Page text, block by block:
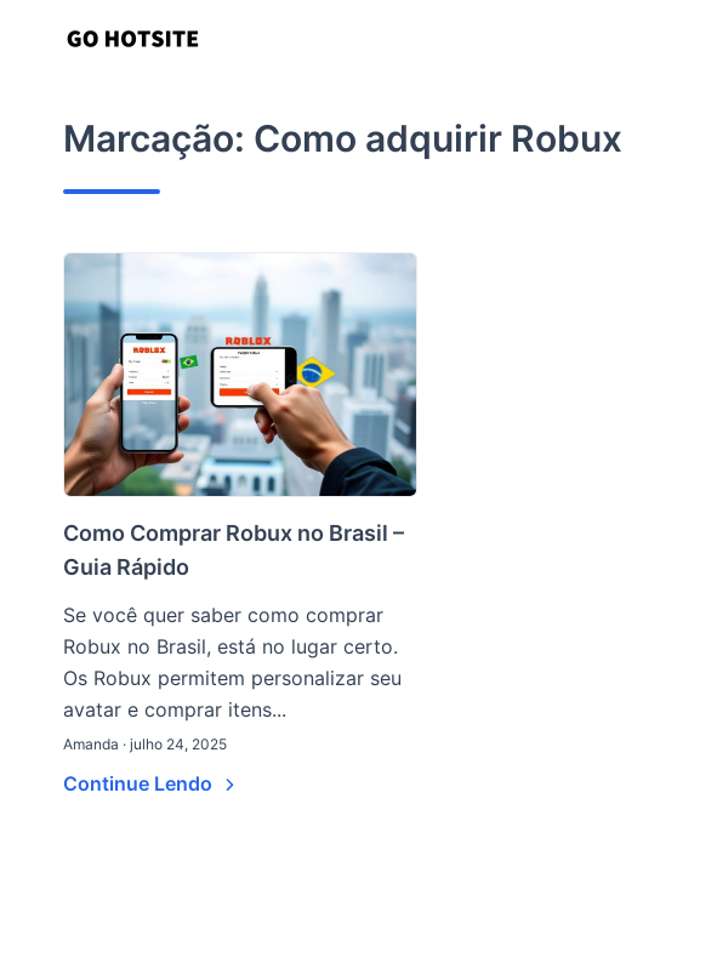
conteúdoMarcação: Como adquirir Robux
Como Comprar Robux no Brasil –
Guia Rápido
Se você quer saber como comprar
Robux no Brasil, está no lugar certo.
Os Robux permitem personalizar seu
avatar e comprar itens...
Amanda · julho 24, 2025
Continue Lendo